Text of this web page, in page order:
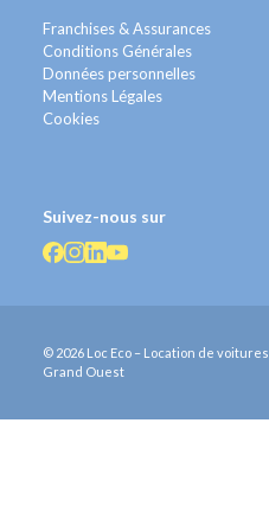
Franchises & Assurances
Conditions Générales
Données personnelles
Mentions Légales
Cookies
Suivez-nous sur
© 2026 Loc Eco – Location de
Grand Ouest